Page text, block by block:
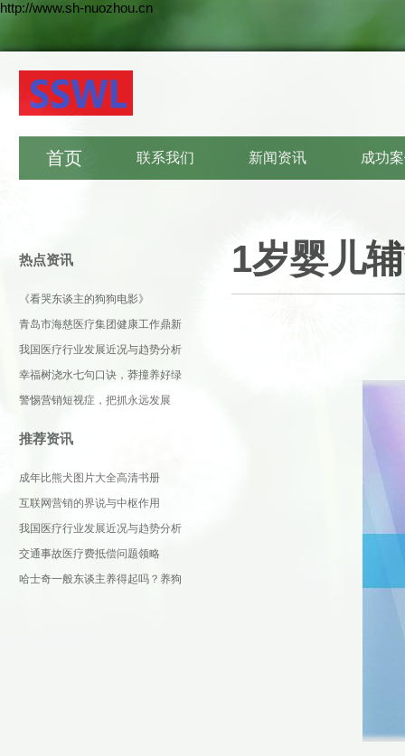
http://www.sh-nuozhou.cn
首页 联系我们 新闻资讯 成功
1岁婴儿
热点资讯
《看哭东谈主的狗狗电影》
青岛市海慈医疗集团健康工作鼎新
引申
我国医疗行业发展近况与趋势分析
幸福树浇水七句口诀，莽撞养好绿
植
警惕营销短视症，把抓永远发展
推荐资讯
成年比熊犬图片大全高清书册
互联网营销的界说与中枢作用
我国医疗行业发展近况与趋势分析
交通事故医疗费抵偿问题领略
哈士奇一般东谈主养得起吗？养狗